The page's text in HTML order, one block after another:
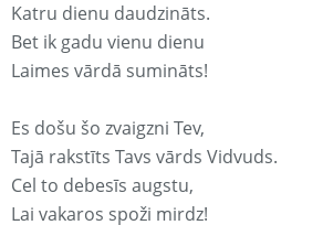
Katru dienu daudzināts.
Bet ik gadu vienu dienu
Laimes vārdā sumināts!
Es došu šo zvaigzni Tev,
Tajā rakstīts Tavs vārds Vidvuds.
Cel to debesīs augstu,
Lai vakaros spoži mirdz!